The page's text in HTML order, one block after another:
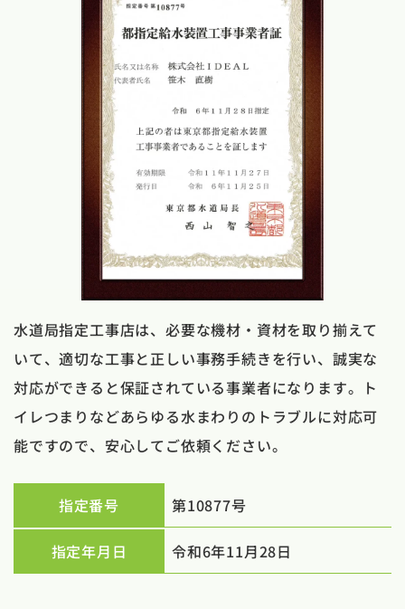
水道局指定工事店は、必要な機材・資材を取り揃えて
いて、適切な工事と正しい事務手続きを行い、誠実な
対応ができると保証されている事業者になります。ト
イレつまりなどあらゆる水まわりのトラブルに対応可
能ですので、安心してご依頼ください。
指定番号 第10877号
指定年月日 令和6年11月28日